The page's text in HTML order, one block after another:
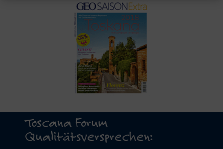
Toscana Forum
Qualitätsversprechen: